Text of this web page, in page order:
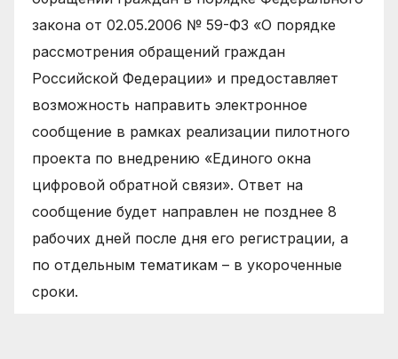
закона от 02.05.2006 № 59-ФЗ «О порядке
рассмотрения обращений граждан
Российской Федерации» и предоставляет
возможность направить электронное
сообщение в рамках реализации пилотного
проекта по внедрению «Единого окна
цифровой обратной связи». Ответ на
сообщение будет направлен не позднее 8
рабочих дней после дня его регистрации, а
по отдельным тематикам – в укороченные
сроки.